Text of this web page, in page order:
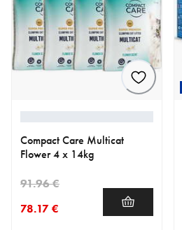
Compact Care Multicat
Flower 4 x 14kg
78.17 €
91.96 €